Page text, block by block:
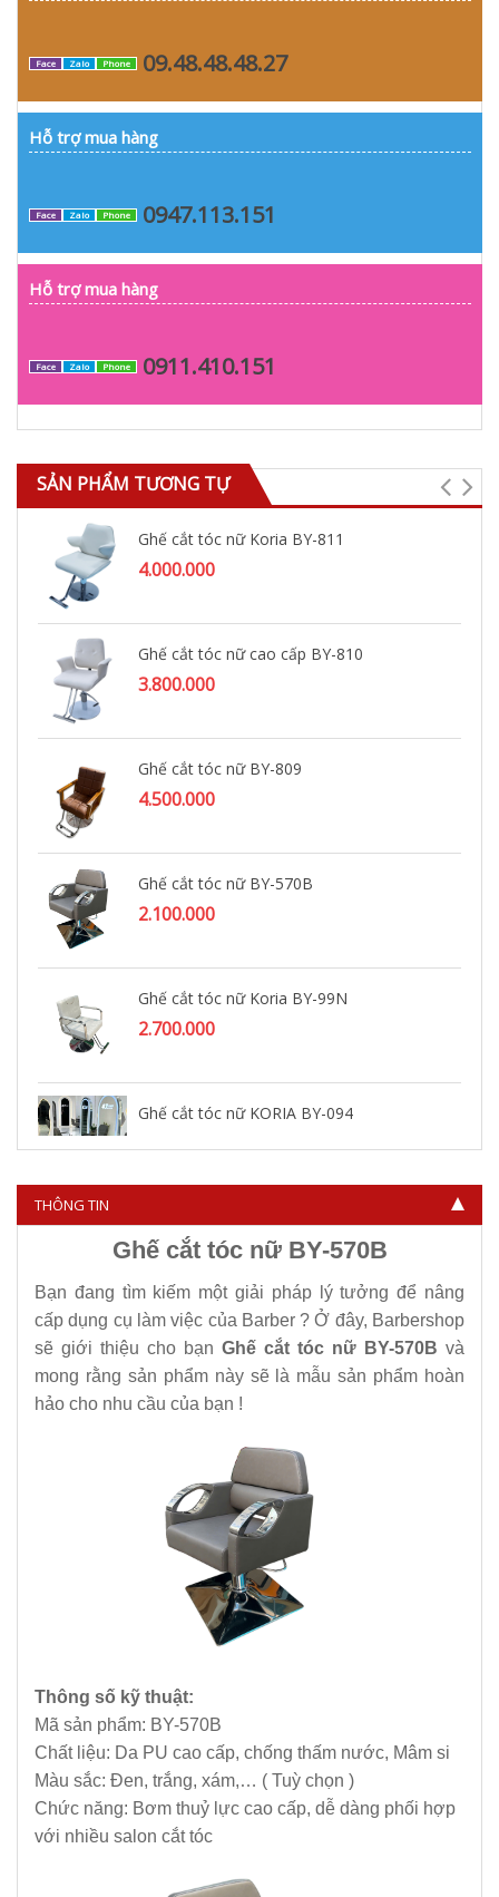
Face Zalo Phone 09.48.48.48.27
Hỗ trợ mua hàng
Face Zalo Phone 0947.113.151
Hỗ trợ mua hàng
Face Zalo Phone 0911.410.151
SẢN PHẨM TƯƠNG TỰ
Ghế cắt tóc nữ Koria BY-811
4.000.000
Ghế cắt tóc nữ cao cấp BY-810
3.800.000
Ghế cắt tóc nữ BY-809
4.500.000
Ghế cắt tóc nữ BY-570B
2.100.000
Ghế cắt tóc nữ Koria BY-99N
2.700.000
Ghế cắt tóc nữ KORIA BY-094
3.400.000
THÔNG TIN
Ghế cắt tóc nữ BY-570B
Bạn đang tìm kiếm một giải pháp lý tưởng để nâng
cấp dụng cụ làm việc của Barber ? Ở đây, Barbershop
sẽ giới thiệu cho bạn Ghế cắt tóc nữ BY-570B và
mong rằng sản phẩm này sẽ là mẫu sản phẩm hoàn
hảo cho nhu cầu của bạn !
Thông số kỹ thuật:
Mã sản phẩm: BY-570B
Chất liệu: Da PU cao cấp, chống thấm nước, Mâm si
Màu sắc: Đen, trắng, xám,… ( Tuỳ chọn )
Chức năng: Bơm thuỷ lực cao cấp, dễ dàng phối hợp
với nhiều salon cắt tóc